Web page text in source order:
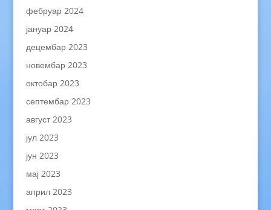
фебруар 2024
јануар 2024
децембар 2023
новембар 2023
октобар 2023
септембар 2023
август 2023
јул 2023
јун 2023
мај 2023
април 2023